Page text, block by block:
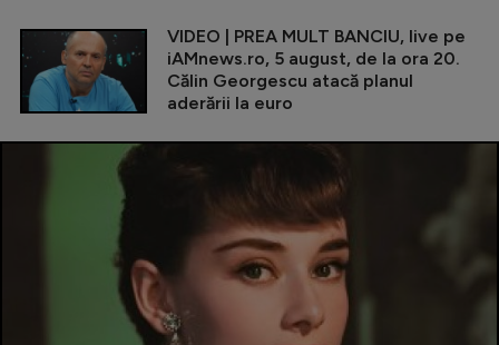
VIDEO | PREA MULT BANCIU, live pe
iAMnews.ro, 5 august, de la ora 20.
Călin Georgescu atacă planul
aderării la euro